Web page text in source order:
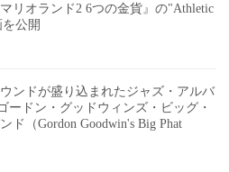
リオランド2 6つの金貨』の"Athletic
公開
ンドが盛り込まれたジャズ・アルバ
ードン・グッドウィンズ・ビッグ・
ド（Gordon Goodwin's Big Phat